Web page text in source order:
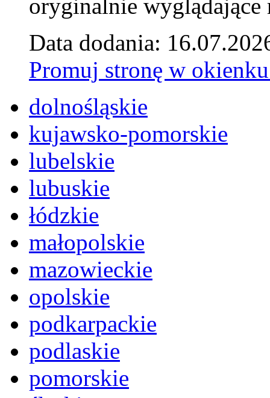
oryginalnie wyglądające
Data dodania:
Promuj stronę w
dolnośląskie
kujawsko-pomorskie
lubelskie
lubuskie
łódzkie
małopolskie
mazowieckie
opolskie
podkarpackie
podlaskie
pomorskie